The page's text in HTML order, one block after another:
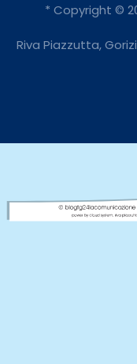
* Copyright ©
Riva Piazzutta,